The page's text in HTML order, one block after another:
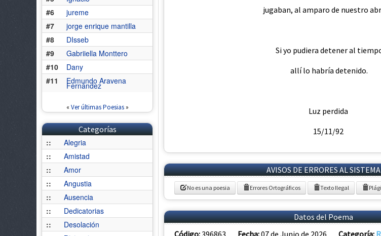
#6
jureme
#7
jorge enrique mantilla
#8
DIsseb
#9
Gabriiella Monttero
#10
Dany
#11
Edmundo Aravena
Fernández
« Ver últimas Poesias»
Categorías
::
Alegria
::
Amistad
::
Amor
::
Angustia
::
Ausencia
::
Dedicatorias
::
Desolación
jugaban, al amparo de nuestro
Si yo pudiera detener al
allí lo habría detenido.
Luz perdida
15/11/92
AVISOS DE ERRORES AL SISTEMA
No es una poesia Errores Ortográficos Texto Ilegal
Datos del Poema
Código:396863 Fecha:07 de Junio de 2026 Categoría: